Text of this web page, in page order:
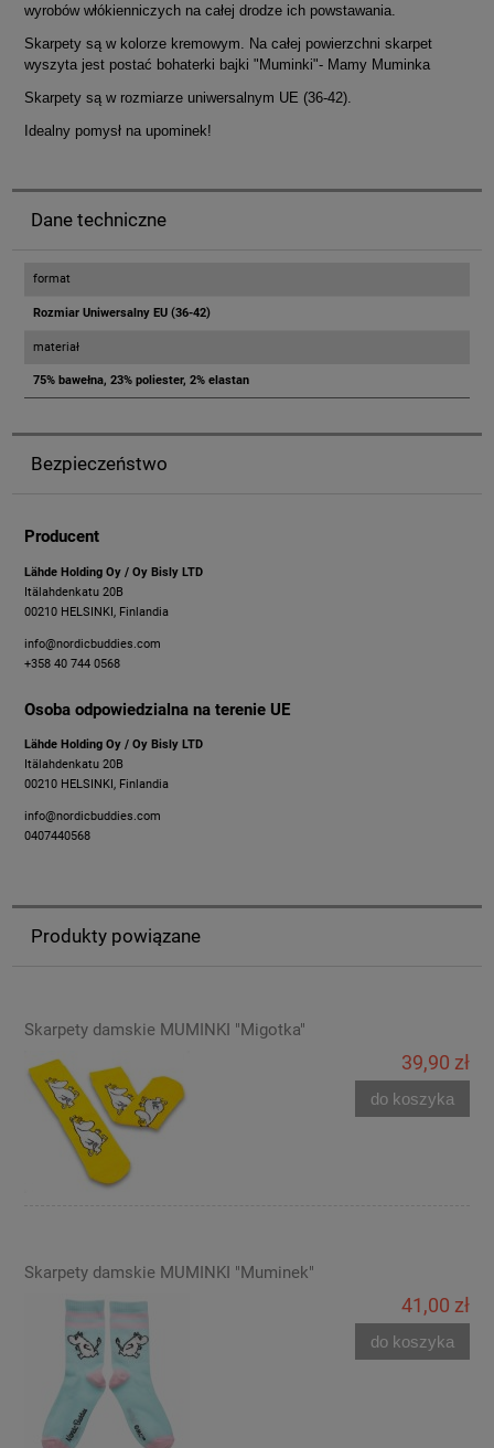
wyrobów włókienniczych na całej drodze ich powstawania.
Skarpety są w kolorze kremowym. Na całej powierzchni skarpet
wyszyta jest postać bohaterki bajki "Muminki"- Mamy Muminka
Skarpety są w rozmiarze uniwersalnym UE (36-42).
Idealny pomysł na upominek!
Dane techniczne
format
Rozmiar Uniwersalny EU (36-42)
materiał
75% bawełna, 23% poliester, 2% elastan
Bezpieczeństwo
Producent
​Lähde Holding Oy / Oy Bisly LTD
Itälahdenkatu 20B
00210 HELSINKI, Finlandia
info@nordicbuddies.com
+358 40 744 0568
Osoba odpowiedzialna na terenie UE
​Lähde Holding Oy / Oy Bisly LTD
Itälahdenkatu 20B
00210 HELSINKI, Finlandia
info@nordicbuddies.com
0407440568
Produkty powiązane
Skarpety damskie MUMINKI "Migotka"
39,90 zł
do koszyka
Skarpety damskie MUMINKI "Muminek"
41,00 zł
do koszyka